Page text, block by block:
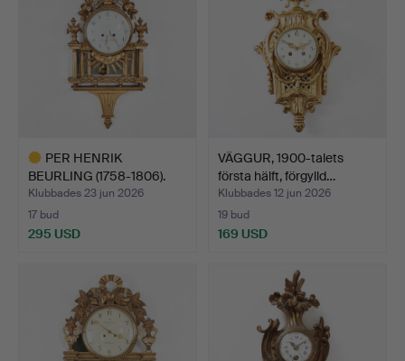
PER HENRIK
BEURLING (1758-1806).
väggpendy…
Klubbades 23 jun 2026
17 bud
295 USD
VÄGGUR, 1900-talets
första hälft, förgylld…
Klubbades 12 jun 2026
19 bud
169 USD